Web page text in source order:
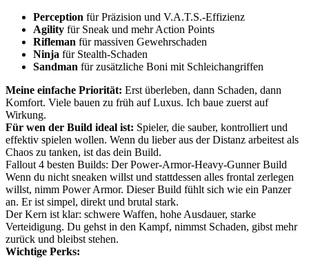
Perception für Präzision und V.A.T.S.-Effizienz
Agility für Sneak und mehr Action Points
Rifleman für massiven Gewehrschaden
Ninja für Stealth-Schaden
Sandman für zusätzliche Boni mit Schleichangriffen
Meine einfache Priorität: Erst überleben, dann Schaden, dann
Komfort. Viele bauen zu früh auf Luxus. Ich baue zuerst auf
Wirkung.
Für wen der Build ideal ist: Spieler, die sauber, kontrolliert und
effektiv spielen wollen. Wenn du lieber aus der Distanz arbeitest als
Chaos zu tanken, ist das dein Build.
Fallout 4 besten Builds: Der Power-Armor-Heavy-Gunner Build
Wenn du nicht sneaken willst und stattdessen alles frontal zerlegen
willst, nimm Power Armor. Dieser Build fühlt sich wie ein Panzer
an. Er ist simpel, direkt und brutal stark.
Der Kern ist klar: schwere Waffen, hohe Ausdauer, starke
Verteidigung. Du gehst in den Kampf, nimmst Schaden, gibst mehr
zurück und bleibst stehen.
Wichtige Perks: